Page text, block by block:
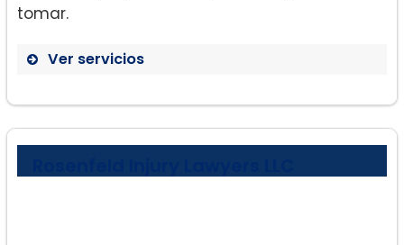
tomar.
Ver servicios